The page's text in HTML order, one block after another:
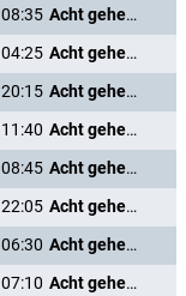
08:35
Acht gehen türmen
04:25
Acht gehen türmen
20:15
Acht gehen türmen
11:40
Acht gehen türmen
08:45
Acht gehen türmen
22:05
Acht gehen türmen
06:30
Acht gehen türmen
07:10
Acht gehen türmen